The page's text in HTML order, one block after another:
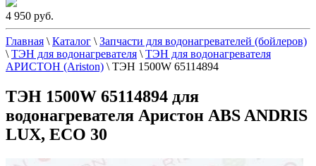
4 950 руб.
Главная \ Каталог \ Запчасти для водонагревателей (бойлеров)
\ ТЭН для водонагревателя \ ТЭН для водонагревателя
АРИСТОН (Ariston) \ ТЭН 1500W 65114894
ТЭН 1500W 65114894 для
водонагревателя Аристон ABS ANDRIS
LUX, ECO 30